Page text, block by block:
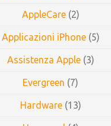
AppleCare(2)
Applicazioni iPhone(5)
Assistenza Apple(3)
Evergreen (7)
Hardware(13)